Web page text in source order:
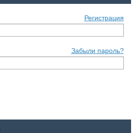
Регистрация
Забыли пароль?